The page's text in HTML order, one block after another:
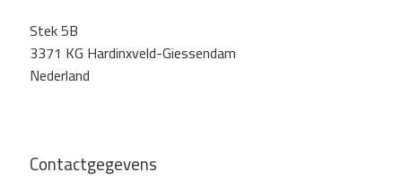
Stek 5B
3371 KG Hardinxveld-Giessendam
Nederland
Contactgegevens